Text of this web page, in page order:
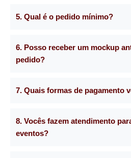
5. Qual é o pedido mínimo?
6. Posso receber um mockup
pedido?
7. Quais formas de pagamento
8. Vocês fazem atendimento
eventos?